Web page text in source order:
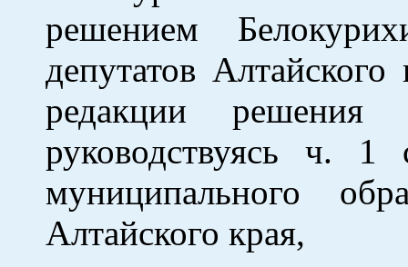
решением
депутатов
редакции
руководствуясь
муниципального
Алтайского края,